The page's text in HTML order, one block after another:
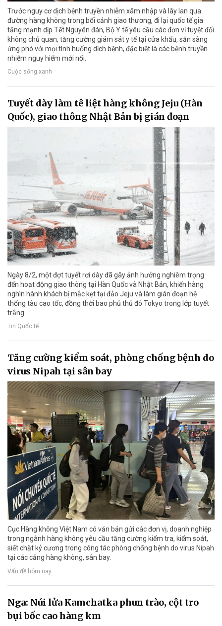
Trước nguy cơ dịch bệnh truyền nhiễm xâm nhập và lây lan qua
đường hàng không trong bối cảnh giao thương, đi lại quốc tế gia
tăng mạnh dịp Tết Nguyên đán, Bộ Y tế yêu cầu các đơn vị tuyệt đối
không chủ quan, tăng cường giám sát y tế tại cửa khẩu, sẵn sàng
ứng phó với mọi tình huống dịch bệnh, đặc biệt là các bệnh truyền
nhiễm nguy hiểm mới nổi.
Cuộc sống xanh
Tuyết dày làm tê liệt hàng không Jeju (Hàn
Quốc), giao thông Nhật Bản bị gián đoạn
Ngày 8/2, một đợt tuyết rơi dày đã gây ảnh hưởng nghiêm trọng
đến hoạt động giao thông tại Hàn Quốc và Nhật Bản, khiến hàng
nghìn hành khách bị mắc kẹt tại đảo Jeju và làm gián đoạn hệ
thống tàu cao tốc, đồng thời bao phủ thủ đô Tokyo trong lớp tuyết
trắng.
Tin Quốc tế
Tăng cường kiểm soát, phòng chống bệnh do
virus Nipah tại sân bay
Cục Hàng không Việt Nam có văn bản gửi các đơn vị, doanh nghiệp
trong ngành hàng không yêu cầu tăng cường kiểm tra, kiểm soát,
siết chặt kỷ cương trong công tác phòng chống bệnh do virus Nipah
tại các cảng hàng không, sân bay.
Vấn đề hôm nay
Nga: Núi lửa Kamchatka phun trào, cột tro
bụi bốc cao hàng km